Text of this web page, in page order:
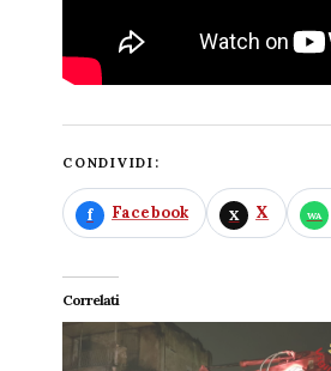
CONDIVIDI:
Facebook X
Correlati